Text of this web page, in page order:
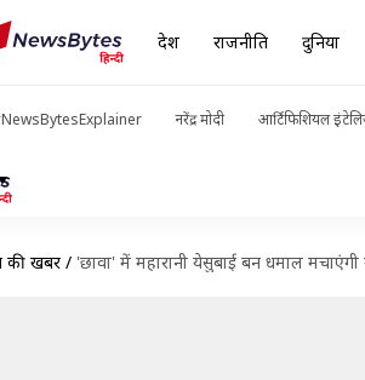
देश राजनीति दुनिया
नरेंद्र मोदी आर्टिफिशियल
की खबरें / 'छावा' में महारानी येसुबाई बन धमाल